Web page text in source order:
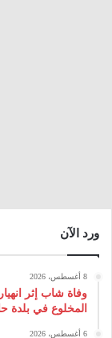
ورد الآن
8 أغسطس، 2026
وفاة شاب إثر
المخلوع في بلدة
6 أغسطس، 2026